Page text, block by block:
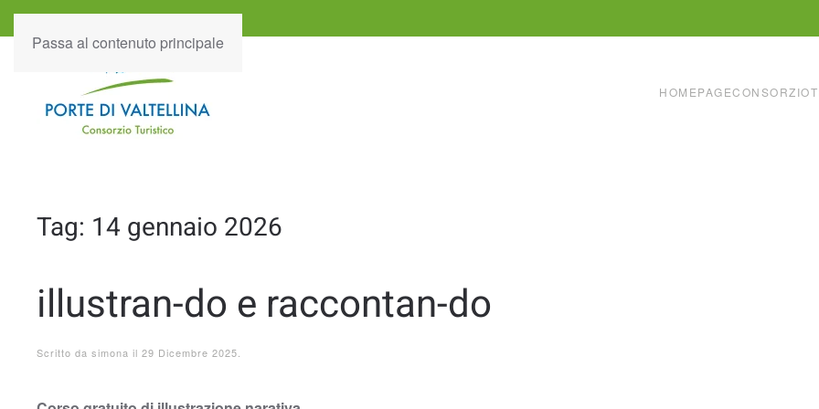
Passa al contenuto principale
HOMEPAGECONSORZIO
Tag: 14 gennaio 2026
illustran-do e raccontan-do
Scritto da simona il 29 Dicembre 2025